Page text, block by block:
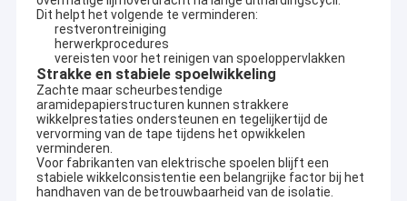
Dit helpt het volgende te verminderen:
restverontreiniging
herwerkprocedures
vereisten voor het reinigen van spoeloppervlakken
Strakke en stabiele spoelwikkeling
Zachte maar scheurbestendige
aramidepapierstructuren kunnen strakkere
wikkelprestaties ondersteunen en tegelijkertijd de
vervorming van de tape tijdens het opwikkelen
verminderen.
Voor fabrikanten van elektrische spoelen blijft een
stabiele wikkelconsistentie een belangrijke factor bij het
handhaven van de betrouwbaarheid van de isolatie.